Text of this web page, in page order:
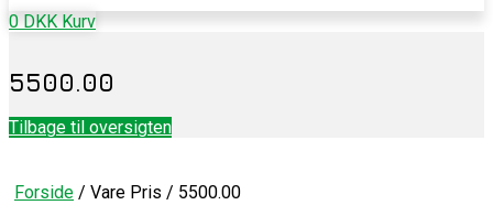
0 DKK Kurv
5500.00
Tilbage til oversigten
Forside / Vare Pris / 5500.00